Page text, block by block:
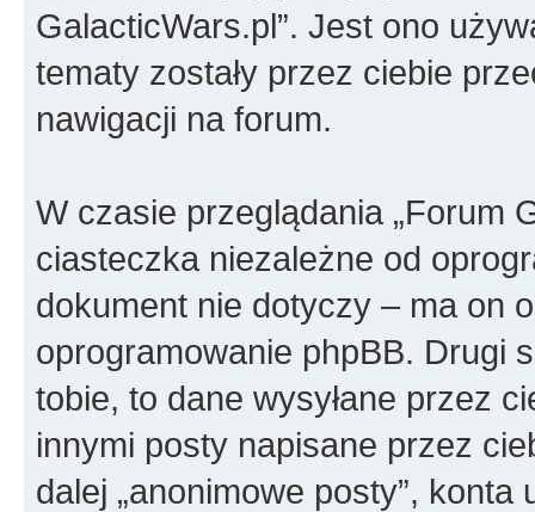
GalacticWars.pl”. Jest ono
tematy zostały przez ciebie
nawigacji na forum.
W czasie przeglądania „Forum
ciasteczka niezależne od
dokument nie dotyczy – ma on
oprogramowanie phpBB. Drugi
tobie, to dane wysyłane przez
innymi posty napisane przez
dalej „anonimowe posty”, konta